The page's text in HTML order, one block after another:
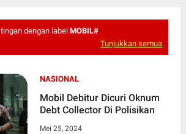
dengan label MOBIL#
Tunjukkan semua
NASIONAL
Mobil Debitur Dicuri Oknum
Debt Collector Di Polisikan
Mei 25, 2024